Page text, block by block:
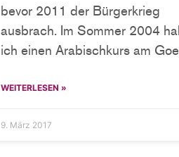
bevor 2011 der Bürgerkrieg
ausbrach. Im Sommer 2004
ich einen Arabischkurs am
WEITERLESEN »
9. März 2017